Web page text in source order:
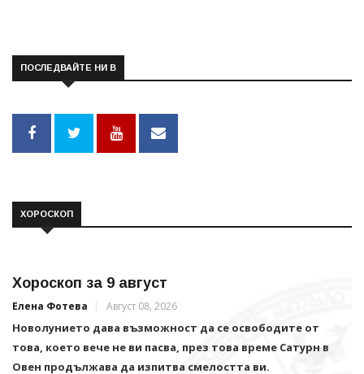
ПОСЛЕДВАЙТЕ НИ В
ХОРОСКОП
Хороскоп за 9 август
Елена Фотева Август 08, 2026
Новолунието дава възможност да се освободите от
това, което вече не ви пасва, през това време Сатурн в
Овен продължава да изпитва смелостта ви.